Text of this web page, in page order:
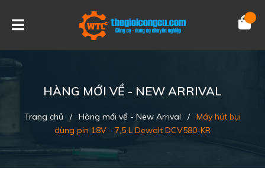
HÀNG MỚI VỀ - NEW ARRIVAL
Trang chủ / Hàng mới về - New Arrival / Máy hút bụi
dùng pin 18V - 7,5 L Dewalt DCV580-KR